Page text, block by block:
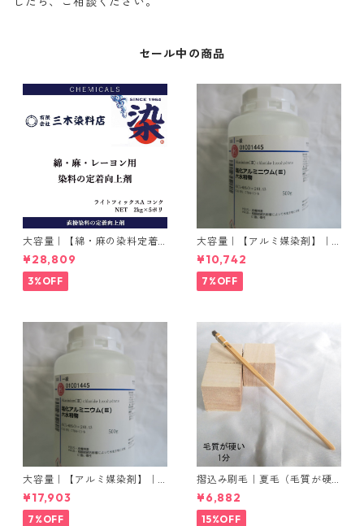
セール中の商品
大容量｜【綿・麻の染料定着
向上剤】｜2kg×5本｜ライト
フィックスAコンク
¥28,809
3%OFF
大容量｜【アルミ媒染剤】｜5
00g−3本入り｜塩化アルミニ
ウム
¥10,742
7%OFF
大容量｜【アルミ媒染剤】｜5
00g−5本入り｜塩化アルミニ
ウム
¥17,903
7%OFF
摺込み刷毛｜夏毛（毛質が硬
い）1分｜16本入り＊1セット
¥6,882
15%OFF